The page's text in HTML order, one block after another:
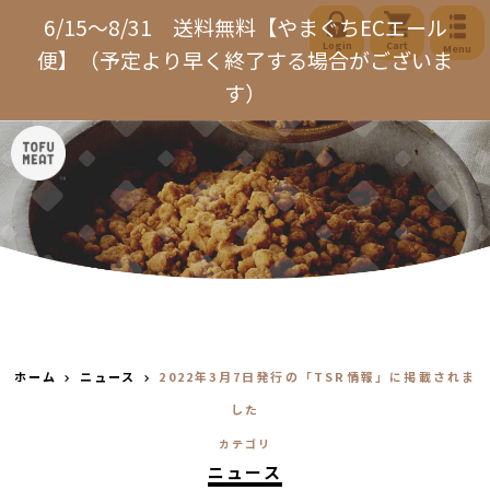
ン
ツ
に
ス
キ
る
6/15～8/31 送料無料【やまぐちECエール
便】（予定より早く終了する場合がございま
す）
Login Cart Menu
ホーム ニュース
2022年3月7日発行の「TSR情報」に掲載されま
した
カテゴリ
ニュース